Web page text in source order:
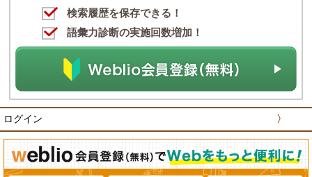
検索履歴を保存できる！
語彙力診断の実施回数増加！
ログイン 〉